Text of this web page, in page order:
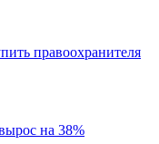
правоохранителя
на 38%